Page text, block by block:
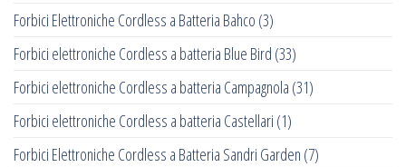
Forbici Elettroniche Cordless a Batteria Bahco (3)
Forbici elettroniche Cordless a batteria Blue Bird (33)
Forbici elettroniche Cordless a batteria Campagnola (31)
Forbici elettroniche Cordless a batteria Castellari (1)
Forbici Elettroniche Cordless a Batteria Sandri Garden (7)